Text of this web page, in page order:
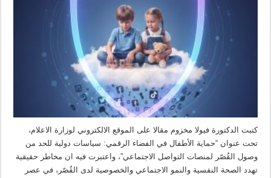
كتبت الدكتورة فيولا مخزوم مقالا على الموقع الالكتروني لوزارة الاعلام،
تحت عنوان “حماية الأطفال في الفضاء الرقمي: سياسات دولية للحد من
وصول القُصّر لمنصات التواصل الاجتماعي”، واعتبرت فيه ان مخاطر حقيقية
تهدد الصحة النفسية والنمو الاجتماعي والخصوصية لدى القُصّر، في عصر